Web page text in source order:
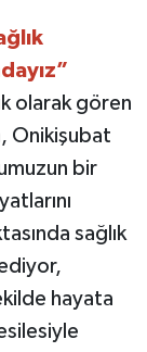
olarak gören
Onikişubat
bir
sağlık
hayata